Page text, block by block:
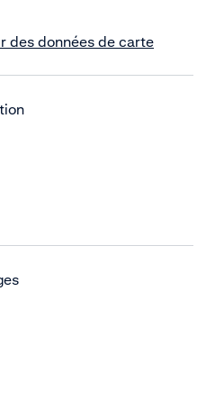
des données de carte